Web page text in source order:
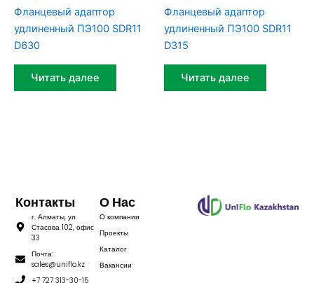
Фланцевый адаптор
удлиненный ПЭ100 SDR11
D630
Читать далее
Фланцевый адаптор
удлиненный ПЭ100 SDR11
D315
Читать далее
О Нас
О компании
Проекты
Каталог
Вакансии
Контакты
г. Алматы, ул.
Стасова 102, офис
33
Почта:
sales@uniflo.kz
+7 727 313-30-15